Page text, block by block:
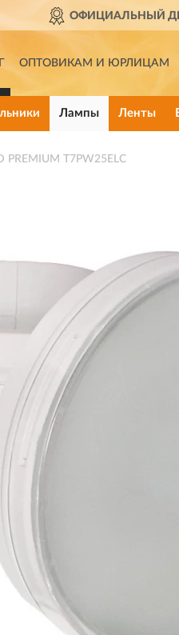
ОФИЦИАЛЬНЫЙ
ОПТОВИКАМ И ЮРЛИЦАМ
Лампы Ленты
PREMIUM T7PW25ELC